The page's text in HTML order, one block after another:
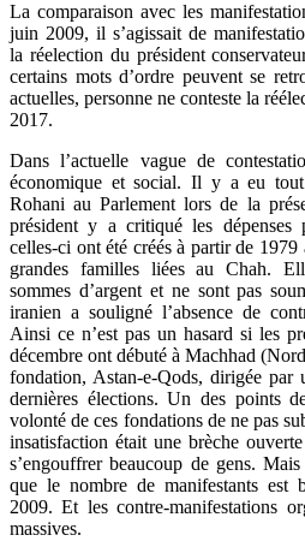
La comparaison avec les
juin 2009, il s’agissait de
la réelection du président
certains mots d’ordre peuvent se
actuelles, personne ne conteste la
2017.
Dans l’actuelle vague de
économique et social. Il y a eu tout
Rohani au Parlement lors de la
président y a critiqué les dépenses
celles-ci ont été créés à partir de
grandes familles liées au Chah.
sommes d’argent et ne sont pas
iranien a souligné l’absence de
Ainsi ce n’est pas un hasard si les
décembre ont débuté à Machhad
fondation, Astan-e-Qods, dirigée
dernières élections. Un des points
volonté de ces fondations de ne pas
insatisfaction était une brèche
s’engouffrer beaucoup de gens.
que le nombre de manifestants est
2009. Et les contre-manifestations
massives.